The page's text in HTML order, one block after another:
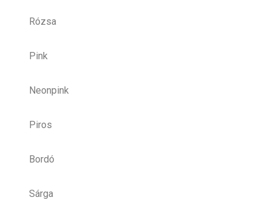
Rózsa
Pink
Neonpink
Piros
Bordó
Sárga